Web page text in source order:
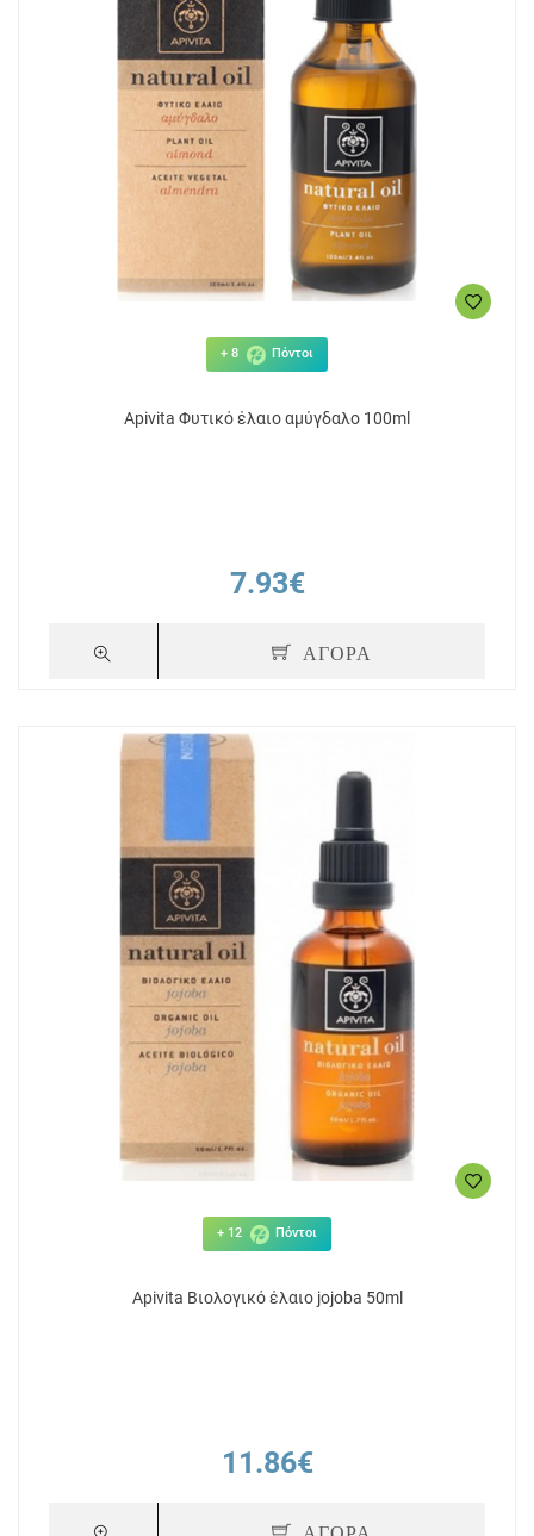
+ 8 Πόντοι
Apivita Φυτικό έλαιο αμύγδαλο 100ml
7.93€
ΑΓΟΡΑ
+ 12 Πόντοι
Apivita Βιολογικό έλαιο jojoba 50ml
11.86€
ΑΓΟΡΑ